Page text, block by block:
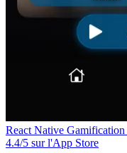
React Native Gamification
4.4/5 sur l'App Store